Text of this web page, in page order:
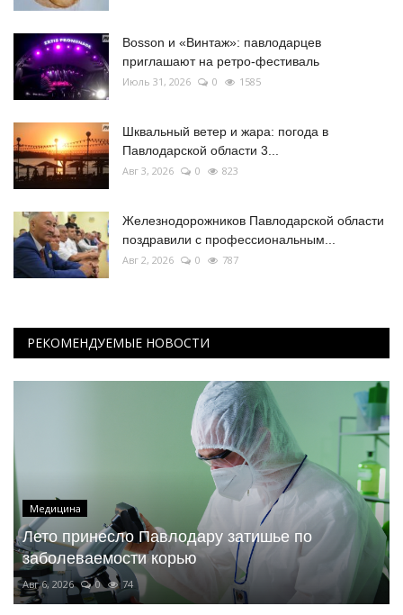
Bosson и «Винтаж»: павлодарцев
приглашают на ретро-фестиваль
Июль 31, 2026 0 1585
Шквальный ветер и жара: погода в
Павлодарской области 3...
Авг 3, 2026 0 823
Железнодорожников Павлодарской области
поздравили с профессиональным...
Авг 2, 2026 0 787
РЕКОМЕНДУЕМЫЕ НОВОСТИ
Медицина
Лето принесло Павлодару затишье по
заболеваемости корью
Авг 6, 2026 0 74